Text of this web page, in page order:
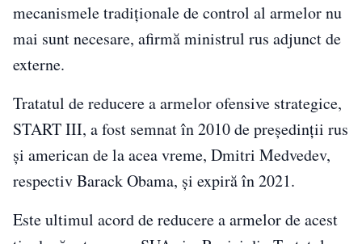
mecanismele tradiţionale de control al armelor nu
mai sunt necesare, afirmă ministrul rus adjunct de
externe.
Tratatul de reducere a armelor ofensive strategice,
START III, a fost semnat în 2010 de preşedinţii rus
şi american de la acea vreme, Dmitri Medvedev,
respectiv Barack Obama, şi expiră în 2021.
Este ultimul acord de reducere a armelor de acest